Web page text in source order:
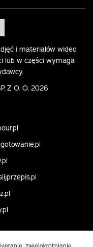
i materiałów wideo
lub w części wymaga
Z O. O. 2026